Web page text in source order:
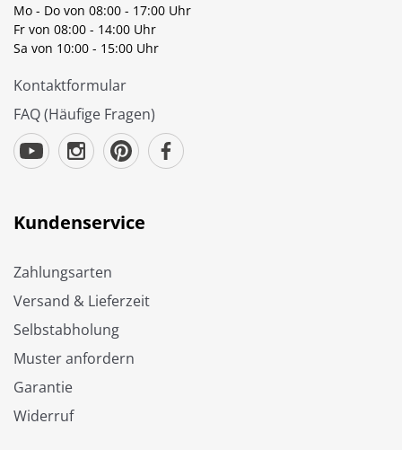
Mo - Do von 08:00 - 17:00 Uhr
Fr von 08:00 - 14:00 Uhr
Sa von 10:00 - 15:00 Uhr
Kontaktformular
FAQ (Häufige Fragen)
Kundenservice
Zahlungsarten
Versand & Lieferzeit
Selbstabholung
Muster anfordern
Garantie
Widerruf